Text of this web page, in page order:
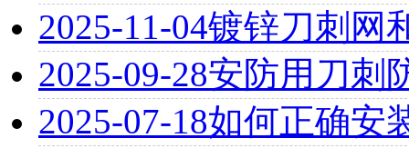
2025-11-04镀锌刀刺网
2025-09-28安防用刀刺
2025-07-18如何正确安